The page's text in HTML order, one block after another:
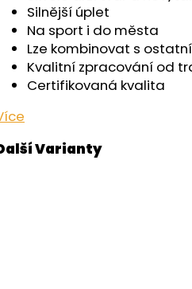
Silnější úplet
Na sport i do města
Lze kombinovat s
Kvalitní zpracování od
Certifikovaná kvalita
599 Kč